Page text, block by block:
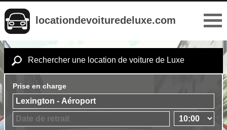
locationdevoituredeluxe.com
Rechercher une location de voiture de Luxe
Prise en charge